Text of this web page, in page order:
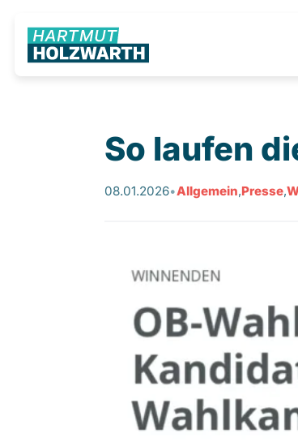
So laufen
08.01.2026•Allgemein,Presse,